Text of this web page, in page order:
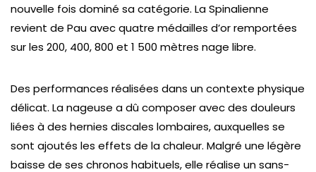
nouvelle fois dominé sa catégorie. La Spinalienne
revient de Pau avec quatre médailles d’or remportées
sur les 200, 400, 800 et 1 500 mètres nage libre.
Des performances réalisées dans un contexte physique
délicat. La nageuse a dû composer avec des douleurs
liées à des hernies discales lombaires, auxquelles se
sont ajoutés les effets de la chaleur. Malgré une légère
baisse de ses chronos habituels, elle réalise un sans-